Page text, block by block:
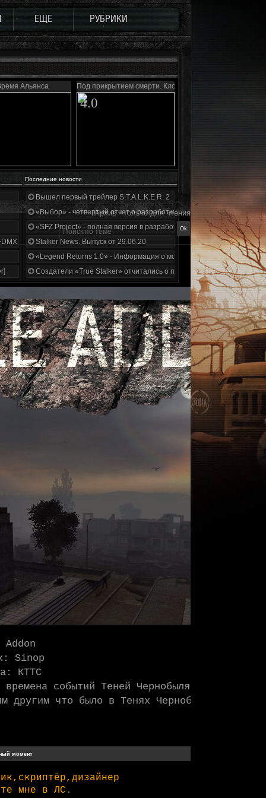
ЕЩЕ РУБРИКИ
Альянса Под прикрытием смерти. Клондайк 2.0
4.0
Последние новости
1.3.5.ООП.МА.К.
Вышел первый трейлер S.T.A.L.K.E.R. 2
«Выбор» - четвертый отчет о разработке!
«SFZ Project» - полная версия в разработке!
Stalker News. Выпуск от 29.06.20
«Legend Returns 1.0» - Информация о моде за июнь 2020
Создатели «True Stalker» отчитались о проделанной работе
Архив - только для чтения
Sinop
КТТС
событий Теней Чернобыля со всеми
другим что было в Тенях Чернобыля
мне в ЛС .